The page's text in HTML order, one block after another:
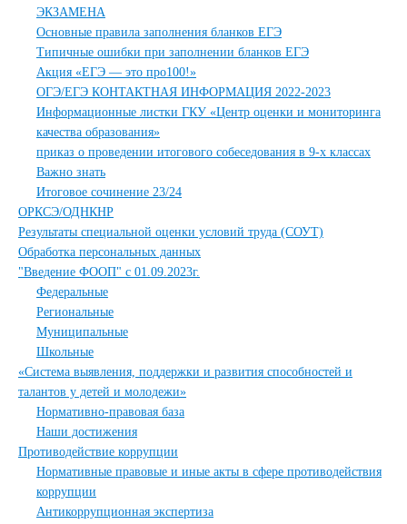
ЭКЗАМЕНА
Основные правила заполнения бланков ЕГЭ
Типичные ошибки при заполнении бланков ЕГЭ
Акция «ЕГЭ — это про100!»
ОГЭ/ЕГЭ КОНТАКТНАЯ ИНФОРМАЦИЯ 2022-2023
Информационные листки ГКУ «Центр оценки и мониторинга
качества образования»
приказ о проведении итогового собеседования в 9-х классах
Важно знать
Итоговое сочинение 23/24
ОРКСЭ/ОДНКНР
Результаты специальной оценки условий труда (СОУТ)
Обработка персональных данных
"Введение ФООП" с 01.09.2023г.
Федеральные
Региональные
Муниципальные
Школьные
«Система выявления, поддержки и развития способностей и
талантов у детей и молодежи»
Нормативно-правовая база
Наши достижения
Противодействие коррупции
Нормативные правовые и иные акты в сфере противодействия
коррупции
Антикоррупционная экспертиза